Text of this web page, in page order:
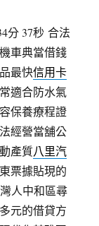
分 37秒 合法
車典當借錢
最快信用卡
適合防水氣
保養療程證
經營當舖公
產質八里汽
票據貼現的
人中和區尋
多元的借貸方